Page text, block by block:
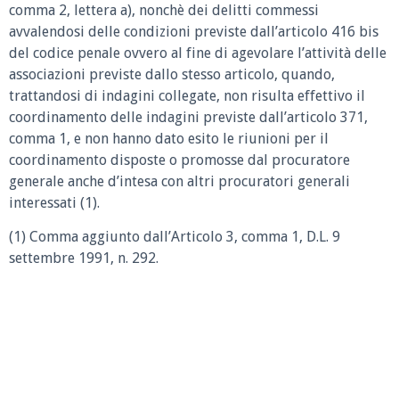
comma 2, lettera a), nonchè dei delitti commessi
avvalendosi delle condizioni previste dall’articolo 416 bis
del codice penale ovvero al fine di agevolare l’attività delle
associazioni previste dallo stesso articolo, quando,
trattandosi di indagini collegate, non risulta effettivo il
coordinamento delle indagini previste dall’articolo 371,
comma 1, e non hanno dato esito le riunioni per il
coordinamento disposte o promosse dal procuratore
generale anche d’intesa con altri procuratori generali
interessati (1).
(1) Comma aggiunto dall’Articolo 3, comma 1, D.L. 9
settembre 1991, n. 292.